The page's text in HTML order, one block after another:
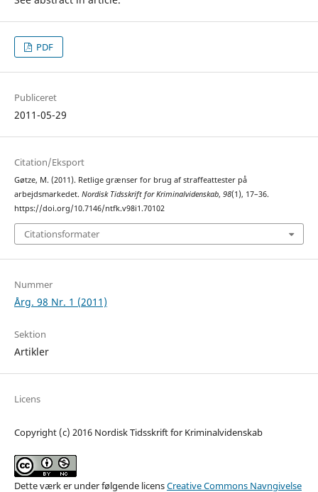
PDF
Publiceret
2011-05-29
Citation/Eksport
Gøtze, M. (2011). Retlige grænser for brug af straffeattester på
arbejdsmarkedet. Nordisk Tidsskrift for Kriminalvidenskab, 98(1), 17–36.
https://doi.org/10.7146/ntfk.v98i1.70102
Citationsformater
Nummer
Årg. 98 Nr. 1 (2011)
Sektion
Artikler
Licens
Copyright (c) 2016 Nordisk Tidsskrift for Kriminalvidenskab
Dette værk er under følgende licensCreative Commons Navngivelse